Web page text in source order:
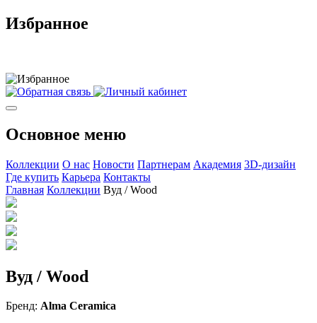
Избранное
Основное меню
Коллекции О нас Новости Партнерам Академия 3D-дизайн
Где купить Карьера Контакты
Главная Коллекции Вуд / Wood
Вуд / Wood
Бренд: Alma Ceramica